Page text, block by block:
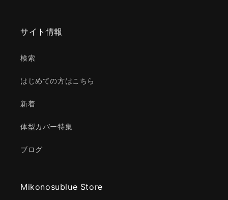
サイト情報
検索
はじめての方はこちら
新着
体型カバー特集
ブログ
Mikonosublue Store